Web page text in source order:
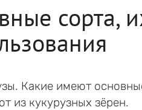
сорта,
Какие имеют
из кукурузных зёрен.